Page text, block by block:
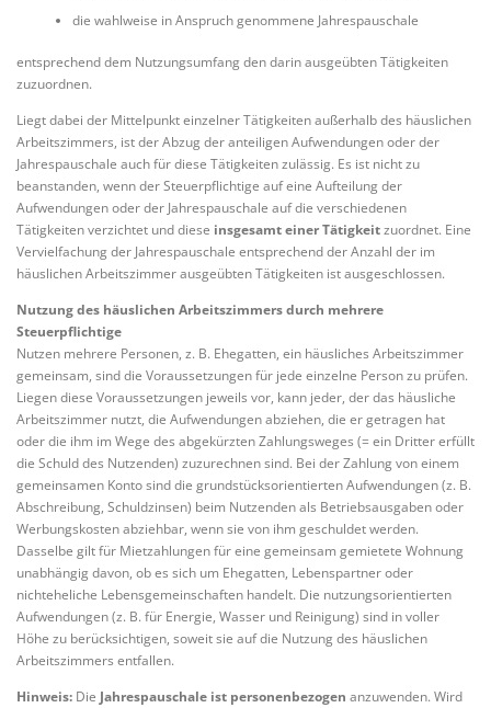
die wahlweise in Anspruch genommene Jahrespauschale
entsprechend dem Nutzungsumfang den darin ausgeübten Tätigkeiten
zuzuordnen.
Liegt dabei der Mittelpunkt einzelner Tätigkeiten außerhalb des häuslichen
Arbeitszimmers, ist der Abzug der anteiligen Aufwendungen oder der
Jahrespauschale auch für diese Tätigkeiten zulässig. Es ist nicht zu
beanstanden, wenn der Steuerpflichtige auf eine Aufteilung der
Aufwendungen oder der Jahrespauschale auf die verschiedenen
Tätigkeiten verzichtet und diese insgesamt einer Tätigkeitzuordnet. Eine
Vervielfachung der Jahrespauschale entsprechend der Anzahl der im
häuslichen Arbeitszimmer ausgeübten Tätigkeiten ist ausgeschlossen.
Nutzung des häuslichen Arbeitszimmers durch mehrere
Steuerpflichtige
Nutzen mehrere Personen, z. B. Ehegatten, ein häusliches Arbeitszimmer
gemeinsam, sind die Voraussetzungen für jede einzelne Person zu prüfen.
Liegen diese Voraussetzungen jeweils vor, kann jeder, der das häusliche
Arbeitszimmer nutzt, die Aufwendungen abziehen, die er getragen hat
oder die ihm im Wege des abgekürzten Zahlungsweges (= ein Dritter erfüllt
die Schuld des Nutzenden) zuzurechnen sind. Bei der Zahlung von einem
gemeinsamen Konto sind die grundstücksorientierten Aufwendungen (z. B.
Abschreibung, Schuldzinsen) beim Nutzenden als Betriebsausgaben oder
Werbungskosten abziehbar, wenn sie von ihm geschuldet werden.
Dasselbe gilt für Mietzahlungen für eine gemeinsam gemietete Wohnung
unabhängig davon, ob es sich um Ehegatten, Lebenspartner oder
nichteheliche Lebensgemeinschaften handelt. Die nutzungsorientierten
Aufwendungen (z. B. für Energie, Wasser und Reinigung) sind in voller
Höhe zu berücksichtigen, soweit sie auf die Nutzung des häuslichen
Arbeitszimmers entfallen.
Hinweis: Die Jahrespauschale ist personenbezogen anzuwenden. Wird